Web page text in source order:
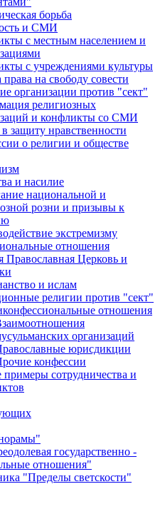
борьба
и СМИ
с местным населением и
с учреждениями культуры
на свободу совести
организации против "сект"
религиозных
и конфликты со СМИ
защиту нравственности
о религии и обществе
и насилие
национальной и
розни и призывы к
экстремизму
отношения
Православная Церковь и
и ислам
религии против "сект"
отношения
организаций
юрисдикции
конфессии
примеры сотрудничества и
государственно -
отношения"
"Пределы светскости"